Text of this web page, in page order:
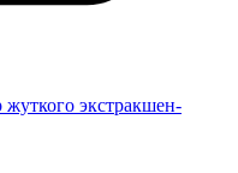
экстракшен-